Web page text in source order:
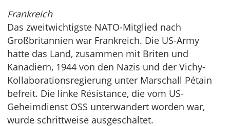
Frankreich
Das zweitwichtigste NATO-Mitglied nach
Großbritannien war Frankreich. Die US-Army
hatte das Land, zusammen mit Briten und
Kanadiern, 1944 von den Nazis und der Vichy-
Kollaborationsregierung unter Marschall Pétain
befreit. Die linke Résistance, die vom US-
Geheimdienst OSS unterwandert worden war,
wurde schrittweise ausgeschaltet.